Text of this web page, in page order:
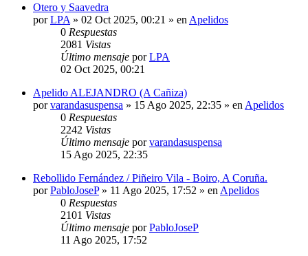
Otero y Saavedra
porLPA » 02 Oct 2025, 00:21 » en Apelidos
0 Respuestas
2081 Vistas
Último mensaje porLPA
02 Oct 2025, 00:21
Apelido ALEJANDRO (A Cañiza)
porvarandasuspensa » 15 Ago 2025, 22:35 » en Apelidos
0 Respuestas
2242 Vistas
Último mensaje porvarandasuspensa
15 Ago 2025, 22:35
Rebollido Fernández / Piñeiro Vila - Boiro, A Coruña.
porPabloJoseP» 11 Ago 2025, 17:52 » en Apelidos
0 Respuestas
2101 Vistas
Último mensaje porPabloJoseP
11 Ago 2025, 17:52